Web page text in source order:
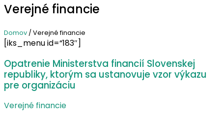
Verejné financie
Domov / Verejné financie
[iks_menu id=“183″]
Opatrenie Ministerstva financií Slovenskej
republiky, ktorým sa ustanovuje vzor výkazu
pre organizáciu
Verejné financie